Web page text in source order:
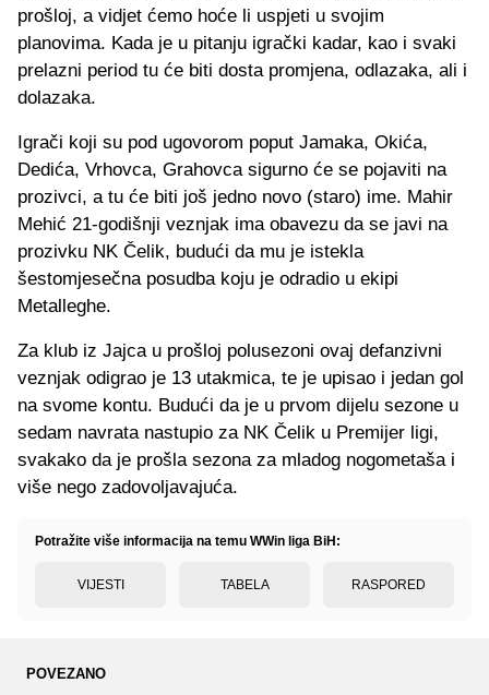
prošloj, a vidjet ćemo hoće li uspjeti u svojim
planovima. Kada je u pitanju igrački kadar, kao i svaki
prelazni period tu će biti dosta promjena, odlazaka, ali i
dolazaka.
Igrači koji su pod ugovorom poput Jamaka, Okića,
Dedića, Vrhovca, Grahovca sigurno će se pojaviti na
prozivci, a tu će biti još jedno novo (staro) ime. Mahir
Mehić 21-godišnji veznjak ima obavezu da se javi na
prozivku NK Čelik, budući da mu je istekla
šestomjesečna posudba koju je odradio u ekipi
Metalleghe.
Za klub iz Jajca u prošloj polusezoni ovaj defanzivni
veznjak odigrao je 13 utakmica, te je upisao i jedan gol
na svome kontu. Budući da je u prvom dijelu sezone u
sedam navrata nastupio za NK Čelik u Premijer ligi,
svakako da je prošla sezona za mladog nogometaša i
više nego zadovoljavajuća.
Potražite više informacija na temu WWin liga BiH:
VIJESTI TABELA RASPORED
POVEZANO